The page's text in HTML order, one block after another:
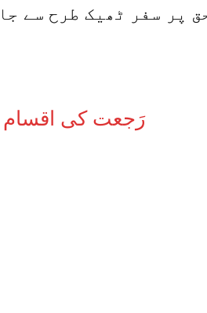
پر سفر ٹھیک طرح سے
رَجعت کی اقسام